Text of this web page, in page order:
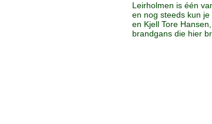
Leirholmen is één
en nog steeds kun
en Kjell Tore
brandgans die hier